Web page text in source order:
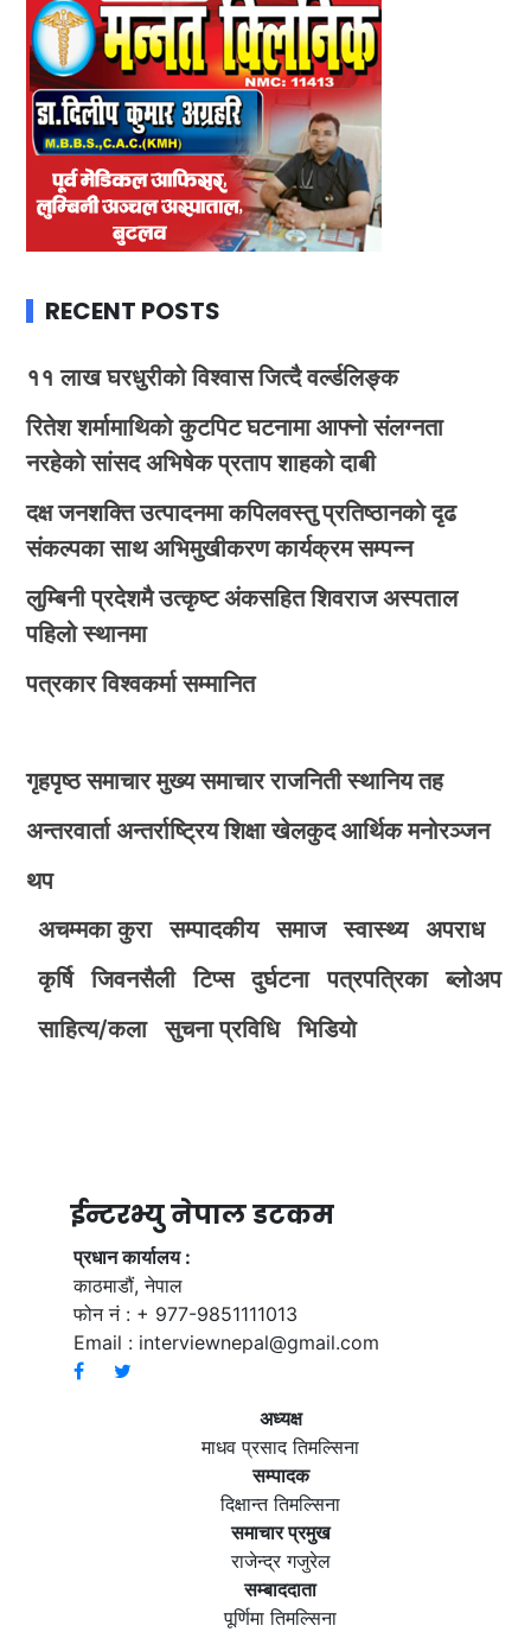
RECENT POSTS
११ लाख घरधुरीको विश्वास जित्दै वर्ल्डलिङ्क
रितेश शर्मामाथिको कुटपिट घटनामा आफ्नो संलग्नता
नरहेको सांसद अभिषेक प्रताप शाहको दाबी
दक्ष जनशक्ति उत्पादनमा कपिलवस्तु प्रतिष्ठानको दृढ
संकल्पका साथ अभिमुखीकरण कार्यक्रम सम्पन्न
लुम्बिनी प्रदेशमै उत्कृष्ट अंकसहित शिवराज अस्पताल
पहिलो स्थानमा
पत्रकार विश्वकर्मा सम्मानित
गृहपृष्ठ समाचार मुख्य समाचार राजनिती स्थानिय तह
अन्तरवार्ता अन्तर्राष्ट्रिय शिक्षा खेलकुद आर्थिक मनोरञ्जन
थप
अचम्मका कुरा
सम्पादकीय समाज स्वास्थ्य
अपराध
कृर्षि
जिवनसैली टिप्स दुर्घटना पत्रपत्रिका
ब्लोअप
साहित्य/कला
सुचना प्रविधि भिडियाे
ईन्टरभ्यु नेपाल डटकम
प्रधान कार्यालय :
काठमाडौं, नेपाल
फोन नं : + 977-9851111013
Email : interviewnepal@gmail.com
अध्यक्ष
माधव प्रसाद तिमल्सिना
सम्पादक
दिक्षान्त तिमल्सिना
समाचार प्रमुख
राजेन्द्र गजुरेल
सम्बाददाता
पूर्णिमा तिमल्सिना